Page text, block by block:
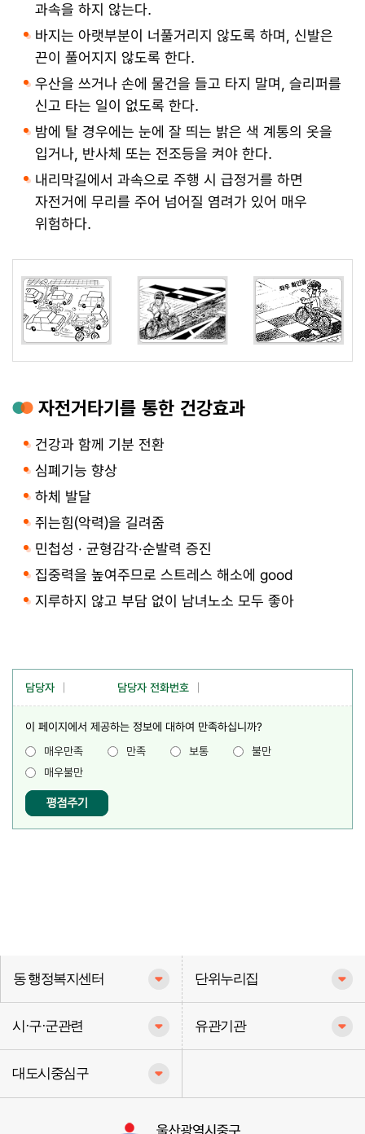
과속을 하지 않는다.
바지는 아랫부분이 너풀거리지 않도록 하며, 신발은
끈이 풀어지지 않도록 한다.
우산을 쓰거나 손에 물건을 들고 타지 말며, 슬리퍼를
신고 타는 일이 없도록 한다.
밤에 탈 경우에는 눈에 잘 띄는 밝은 색 계통의 옷을
입거나, 반사체 또는 전조등을 켜야 한다.
내리막길에서 과속으로 주행 시 급정거를 하면
자전거에 무리를 주어 넘어질 염려가 있어 매우
위험하다.
자전거타기를 통한 건강효과
건강과 함께 기분 전환
심폐기능 향상
하체 발달
쥐는힘(악력)을 길려줌
민첩성 · 균형감각·순발력 증진
집중력을 높여주므로 스트레스 해소에 good
지루하지 않고 부담 없이 남녀노소 모두 좋아
담당자 담당자 전화번호
이 페이지에서 제공하는 정보에 대하여 만족하십니까?
매우만족
만족 보통
불만
매우불만
동 행정복지센터 단위누리집
시·구·군관련 유관기관
대도시중심구